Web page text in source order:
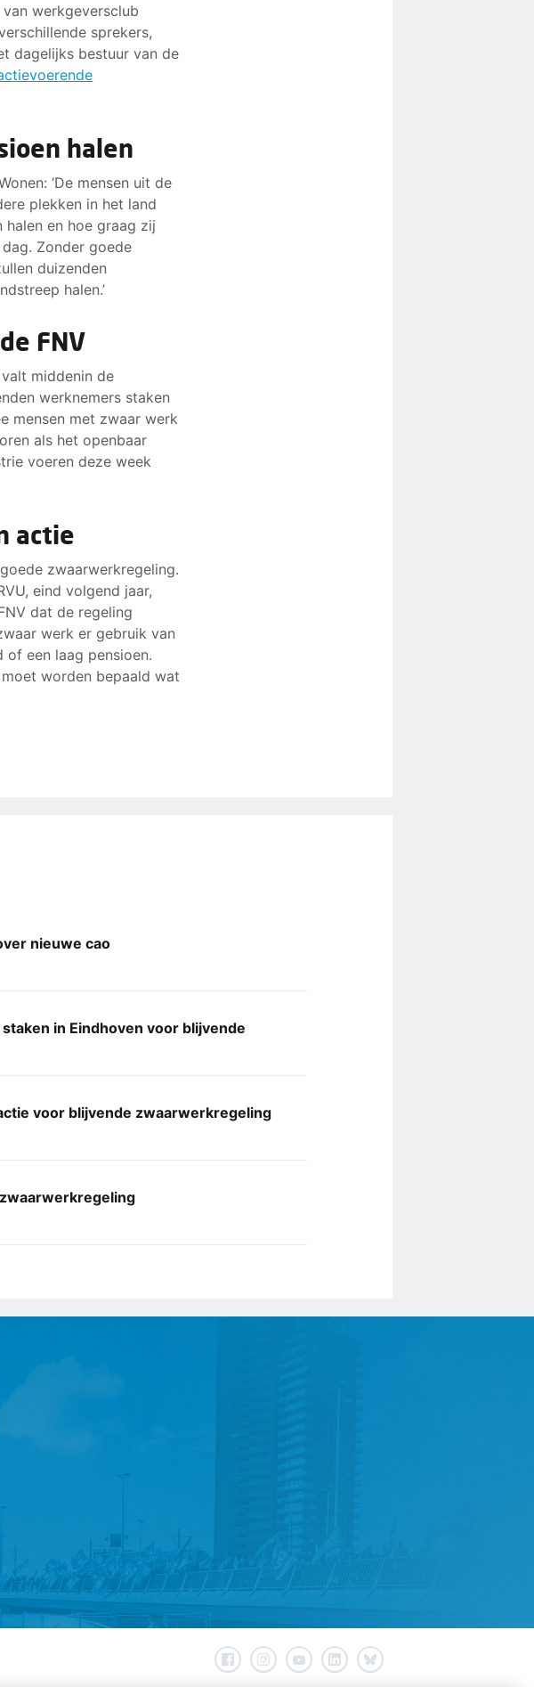
werkgeversclub
sprekers,
dagelijks bestuur van de
halen
‘De mensen uit de
plekken in het land
en hoe graag zij
Zonder goede
duizenden
halen.’
FNV
middenin de
werknemers staken
mensen met zwaar werk
als het openbaar
voeren deze week
actie
zwaarwerkregeling.
eind volgend jaar,
dat de regeling
werk er gebruik van
of een laag pensioen.
worden bepaald wat
nieuwe cao
in Eindhoven voor blijvende
voor blijvende zwaarwerkregeling